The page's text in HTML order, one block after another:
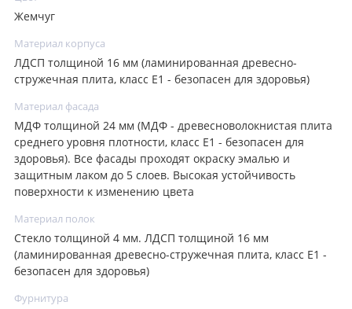
Жемчуг
Материал корпуса
ЛДСП толщиной 16 мм (ламинированная древесно-
стружечная плита, класс E1 - безопасен для здоровья)
Материал фасада
МДФ толщиной 24 мм (МДФ - древесноволокнистая плита
среднего уровня плотности, класс E1 - безопасен для
здоровья). Все фасады проходят окраску эмалью и
защитным лаком до 5 слоев. Высокая устойчивость
поверхности к изменению цвета
Материал полок
Стекло толщиной 4 мм. ЛДСП толщиной 16 мм
(ламинированная древесно-стружечная плита, класс E1 -
безопасен для здоровья)
Фурнитура